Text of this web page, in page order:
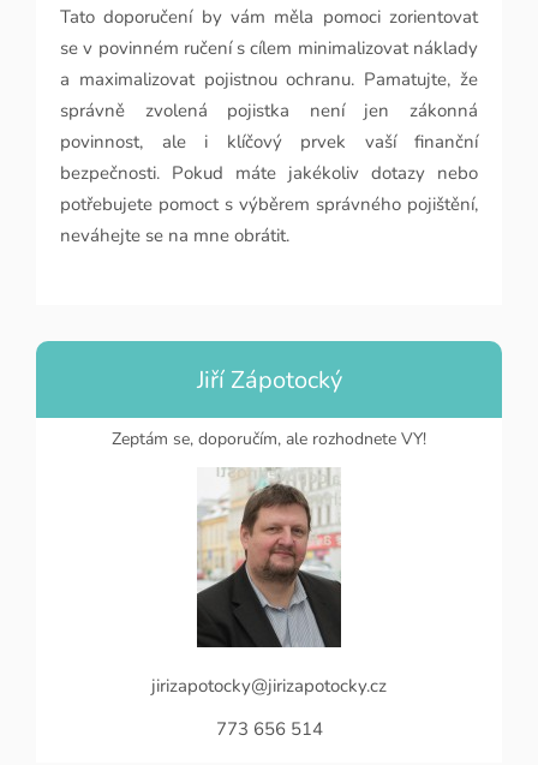
Tato doporučení by vám měla pomoci zorientovat
se v povinném ručení s cílem minimalizovat náklady
a maximalizovat pojistnou ochranu. Pamatujte, že
správně zvolená pojistka není jen zákonná
povinnost, ale i klíčový prvek vaší finanční
bezpečnosti. Pokud máte jakékoliv dotazy nebo
potřebujete pomoct s výběrem správného pojištění,
neváhejte se na mne obrátit.
Jiří Zápotocký
Zeptám se, doporučím, ale rozhodnete VY!
jirizapotocky@jirizapotocky.cz
773 656 514